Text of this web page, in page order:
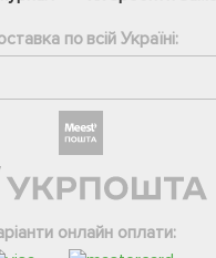
по всій Україні:
онлайн оплати: